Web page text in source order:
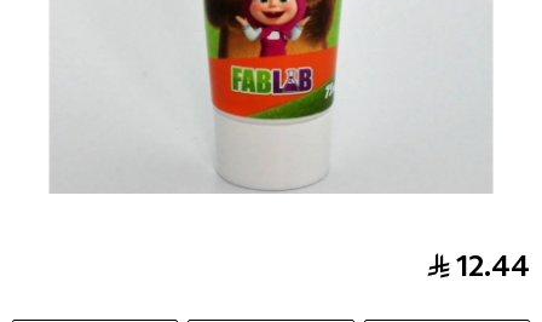
جل الأسنان بالفراولة اللأطفال 75 مل
12.44